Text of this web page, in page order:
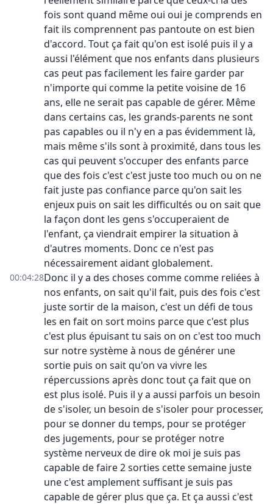
fois sont quand même oui oui je comprends en
fait ils comprennent pas pantoute on est bien
d'accord. Tout ça fait qu'on est isolé puis il y a
aussi l'élément que nos enfants dans plusieurs
cas peut pas facilement les faire garder par
n'importe qui comme la petite voisine de 16
ans, elle ne serait pas capable de gérer. Même
dans certains cas, les grands-parents ne sont
pas capables ou il n'y en a pas évidemment là,
mais même s'ils sont à proximité, dans tous les
cas qui peuvent s'occuper des enfants parce
que des fois c'est c'est juste too much ou on ne
fait juste pas confiance parce qu'on sait les
enjeux puis on sait les difficultés ou on sait que
la façon dont les gens s'occuperaient de
l'enfant, ça viendrait empirer la situation à
d'autres moments. Donc ce n'est pas
nécessairement aidant globalement.
00:04:28Donc il y a des choses comme comme reliées à
nos enfants, on sait qu'il fait, puis des fois c'est
juste sortir de la maison, c'est un défi de tous
les en fait on sort moins parce que c'est plus
c'est plus épuisant tu sais on on c'est too much
sur notre système à nous de générer une
sortie puis on sait qu'on va vivre les
répercussions après donc tout ça fait que on
est plus isolé. Puis il y a aussi parfois un besoin
de s'isoler, un besoin de s'isoler pour processer,
pour se donner du temps, pour se protéger
des jugements, pour se protéger notre
système nerveux de dire ok moi je suis pas
capable de faire 2 sorties cette semaine juste
une c'est amplement suffisant je suis pas
capable de gérer plus que ça. Et ça aussi c'est